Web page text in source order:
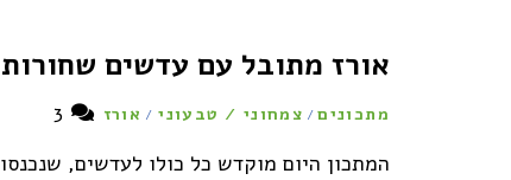
אורז מתובל עם עדשים שחורות
מתכונים/ צמחוני / טבעוני / אורז
המתכון היום מוקדש כל כולו לעדשים, שנכנסו